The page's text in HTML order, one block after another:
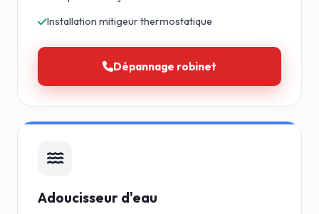
Installation mitigeur thermostatique
Dépannage robinet
Adoucisseur d'eau